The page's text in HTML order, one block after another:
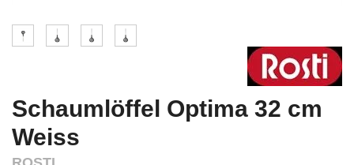
Schaumlöffel Optima 32 cm
Weiss